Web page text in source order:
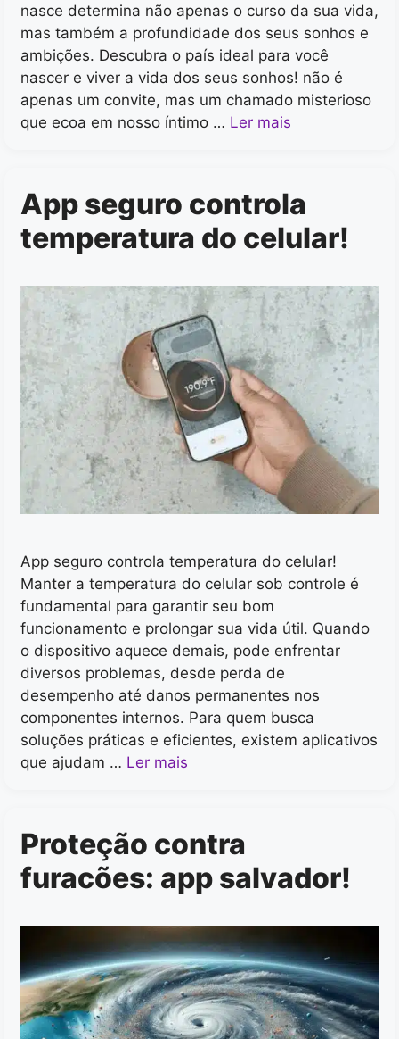
nasce determina não apenas o curso da sua vida,
mas também a profundidade dos seus sonhos e
ambições. Descubra o país ideal para você
nascer e viver a vida dos seus sonhos! não é
apenas um convite, mas um chamado misterioso
que ecoa em nosso íntimo … Ler mais
App seguro controla
temperatura do celular!
App seguro controla temperatura do celular!
Manter a temperatura do celular sob controle é
fundamental para garantir seu bom
funcionamento e prolongar sua vida útil. Quando
o dispositivo aquece demais, pode enfrentar
diversos problemas, desde perda de
desempenho até danos permanentes nos
componentes internos. Para quem busca
soluções práticas e eficientes, existem aplicativos
que ajudam … Ler mais
Proteção contra
furacões: app salvador!